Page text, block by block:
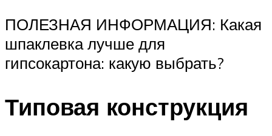
ПОЛЕЗНАЯ ИНФОРМАЦИЯ: Какая
шпаклевка лучше для
гипсокартона: какую выбрать?
Типовая конструкция